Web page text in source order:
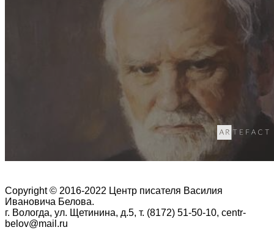
Copyright © 2016-2022 Центр писателя Василия
Ивановича Белова.
г. Вологда, ул. Щетинина, д.5, т. (8172) 51-50-10, centr-
belov@mail.ru